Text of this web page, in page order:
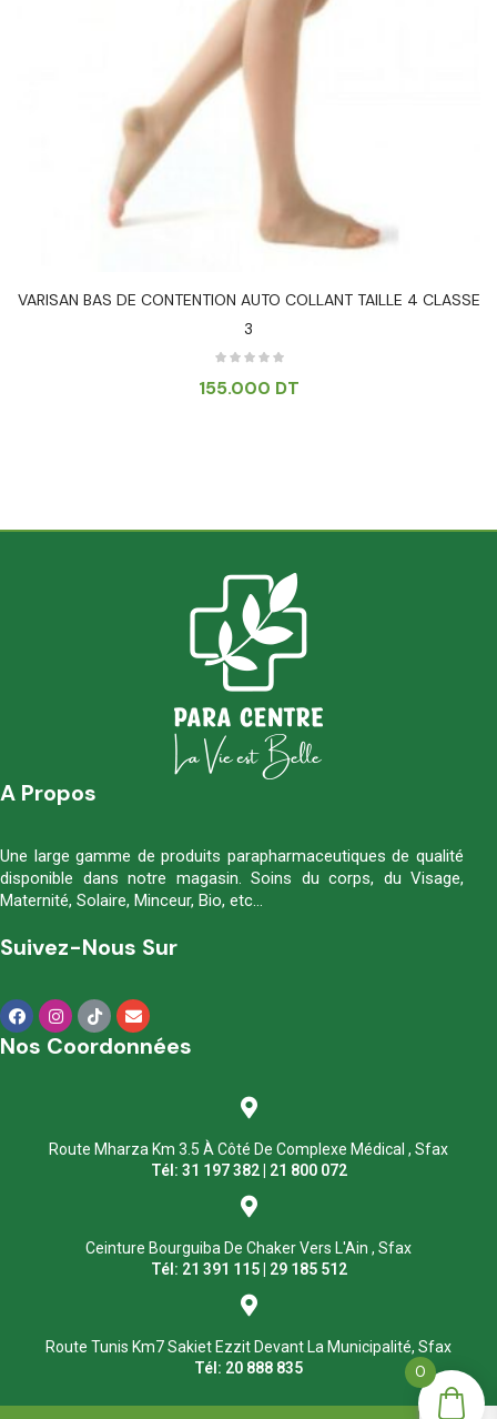
VARISAN BAS DE CONTENTION AUTO COLLANT TAILLE 4 CLASSE
3
155.000 DT
A Propos
Une large gamme de produits parapharmaceutiques de qualité
disponible dans notre magasin. Soins du corps, du Visage,
Maternité, Solaire, Minceur, Bio, etc…
Suivez-Nous Sur
Nos Coordonnées
Route Mharza Km 3.5 À Côté De Complexe Médical , Sfax
Tél: 31 197 382 | 21 800 072
Ceinture Bourguiba De Chaker Vers L'Ain , Sfax
Tél: 21 391 115 | 29 185 512
Route Tunis Km7 Sakiet Ezzit Devant La Municipalité, Sfax
Tél: 20 888 835
0